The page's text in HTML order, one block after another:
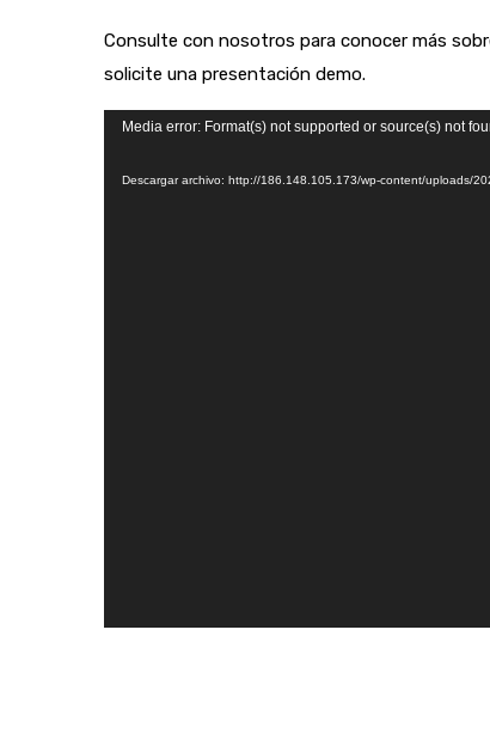
Consulte con nosotros para conocer más
solicite una presentación demo.
Reproductor
Media error: Format(s) not supported or source(s) not
Descargar archivo: http://186.148.105.173/wp-content/uploads/